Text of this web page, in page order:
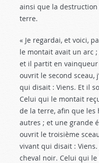
ainsi que la
terre.
« Je regardai, et voici,
le montait avait un arc
et il partit en
ouvrit le second sceau,
qui disait : Viens. Et il
Celui qui le montait
de la terre, afin que les
autres ; et une grande
ouvrit le troisième
vivant qui disait :
cheval noir. Celui qui